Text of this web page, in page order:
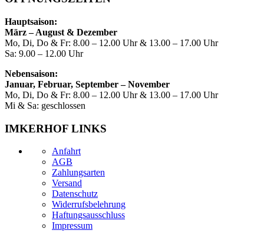
Hauptsaison:
März – August & Dezember
Mo, Di, Do & Fr: 8.00 – 12.00 Uhr & 13.00 – 17.00 Uhr
Sa: 9.00 – 12.00 Uhr
Nebensaison:
Januar, Februar, September – November
Mo, Di, Do & Fr: 8.00 – 12.00 Uhr & 13.00 – 17.00 Uhr
Mi & Sa: geschlossen
IMKERHOF LINKS
Anfahrt
AGB
Zahlungsarten
Versand
Datenschutz
Widerrufsbelehrung
Haftungsausschluss
Impressum